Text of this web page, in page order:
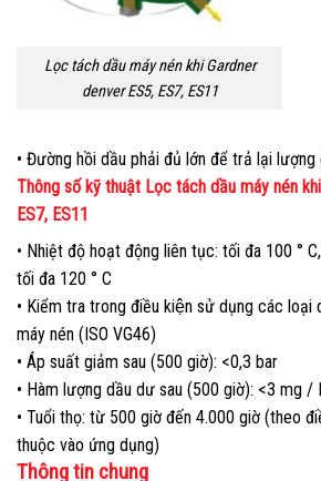
Lọc tách dầu máy nén khi Gardner
denver ES5, ES7, ES11
• Đường hồi dầu phải đủ lớn để trả lại lượng
Thông số kỹ thuật Lọc tách dầu máy nén
ES7, ES11
• Nhiệt độ hoạt động liên tục: tối đa 100 °
tối đa 120 ° C
• Kiểm tra trong điều kiện sử dụng các loại
máy nén (ISO VG46)
• Áp suất giảm sau (500 giờ): <0,3 bar
• Hàm lượng dầu dư sau (500 giờ): <3 mg /
• Tuổi thọ: từ 500 giờ đến 4.000 giờ (theo
thuộc vào ứng dụng)
Thông tin chung